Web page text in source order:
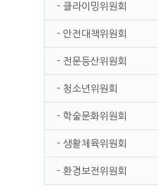
- 클라이밍위원회
- 안전대책위원회
- 전문등산위원회
- 청소년위원회
- 학술문화위원회
- 생활체육위원회
- 환경보전위원회